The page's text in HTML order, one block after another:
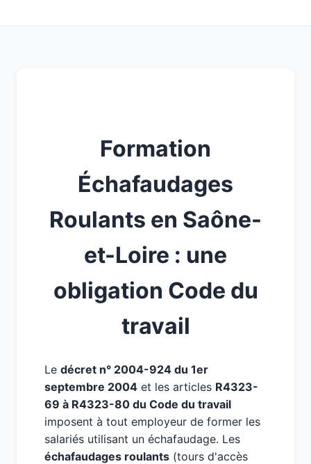
Formation
Échafaudages
Roulants en Saône-
et-Loire : une
obligation Code du
travail
Le décret n° 2004-924 du 1er
septembre 2004 et les articles R4323-
69 à R4323-80 du Code du travail
imposent à tout employeur de former les
salariés utilisant un échafaudage. Les
échafaudages roulants (tours d'accès